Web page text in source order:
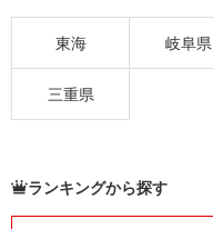
東海 岐阜県
三重県
ランキングから探す